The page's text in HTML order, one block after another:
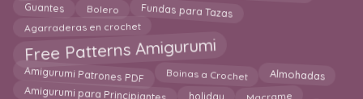
Guantes Bolero Fundas para Tazas
Agarraderas en crochet
Free Patterns Amigurumi
Amigurumi Patrones PDF Boinas a Crochet Almohadas
Amigurumi para Principiantes